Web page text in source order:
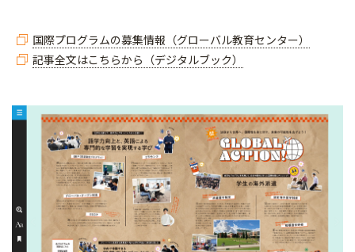
国際プログラムの募集情報（グローバル教育センター）
記事全文はこちらから（デジタルブック）